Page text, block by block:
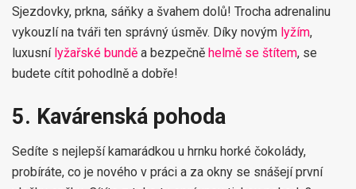
Sjezdovky, prkna, sáňky a švahem dolů! Trocha adrenalinu
vykouzlí na tváři ten správný úsměv. Díky novým lyžím,
luxusní lyžařské bundě a bezpečně helmě se štítem, se
budete cítit pohodlně a dobře!
5. Kavárenská pohoda
Sedíte s nejlepší kamarádkou u hrnku horké čokolády,
probíráte, co je nového v práci a za okny se snášejí první